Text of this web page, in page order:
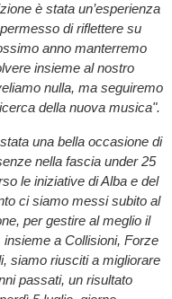
è stata un’esperienza
di riflettere su
anno manterremo
insieme al nostro
nulla, ma seguiremo
della nuova musica".
una bella occasione di
nella fascia under 25
le iniziative di Alba e del
ci siamo messi subito al
per gestire al meglio il
a Collisioni, Forze
siamo riusciti a migliorare
passati, un risultato